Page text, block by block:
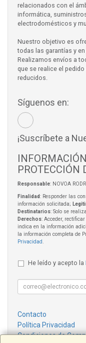
relacionados con el
informática,
electrodomésticos y
Nuestro objetivo es
todas las garantías y
Realizamos envíos a
que se realice el
reducidos.
Síguenos en:
¡Suscríbete a
PROTECCIÓN
Responsable: NOVOA
Finalidad: Responder las
información solicitada;
Destinatarios: Solo se
Derechos: Acceder,
indica en la información
la información completa de
Privacidad
He leído y acepto la
Contacto
Política Privacidad
Condiciones de